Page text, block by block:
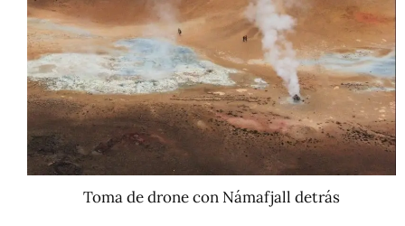
Toma de drone con Námafjall detrás